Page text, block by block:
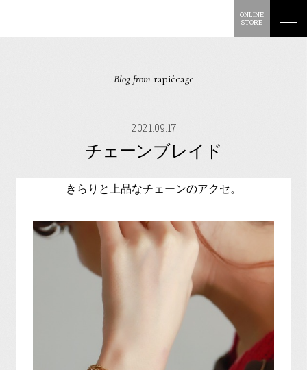
ONLINE
STORE
Blog from rapiécage
2021.09.17
チェーンブレイド
きらりと上品なチェーンのアクセ。